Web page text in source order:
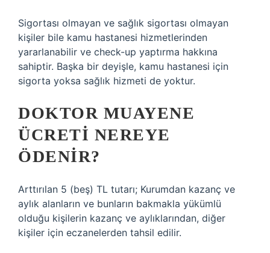
Sigortası olmayan ve sağlık sigortası olmayan
kişiler bile kamu hastanesi hizmetlerinden
yararlanabilir ve check-up yaptırma hakkına
sahiptir. Başka bir deyişle, kamu hastanesi için
sigorta yoksa sağlık hizmeti de yoktur.
DOKTOR MUAYENE
ÜCRETI NEREYE
ÖDENIR?
Arttırılan 5 (beş) TL tutarı; Kurumdan kazanç ve
aylık alanların ve bunların bakmakla yükümlü
olduğu kişilerin kazanç ve aylıklarından, diğer
kişiler için eczanelerden tahsil edilir.